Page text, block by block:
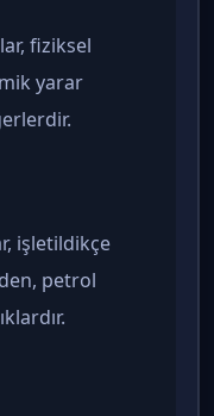
fiziksel
yarar
işletildikçe
petrol